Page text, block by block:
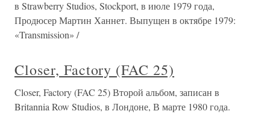
в Strawberry Studios, Stockport, в июле 1979 года,
Продюсер Мартин Ханнет. Выпущен в октябре 1979:
«Transmission» /
Closer, Factory (FAC 25)
Closer, Factory (FAC 25) Второй альбом, записан в
Britannia Row Studios, в Лондоне, В марте 1980 года.